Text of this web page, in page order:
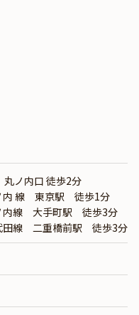
ノ内口 徒歩2分
内 線 東京駅 徒歩1分
内線 大手町駅 徒歩3分
田線 二重橋前駅 徒歩3分